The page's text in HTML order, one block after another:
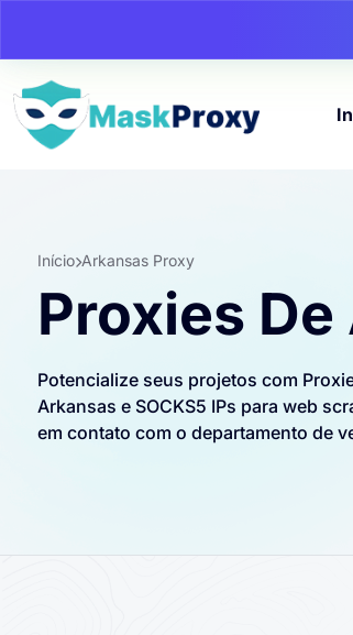
Início Arkansas Proxy
Proxies
Potencialize seus projetos com
Arkansas e SOCKS5 IPs para web
em contato com o departamento de